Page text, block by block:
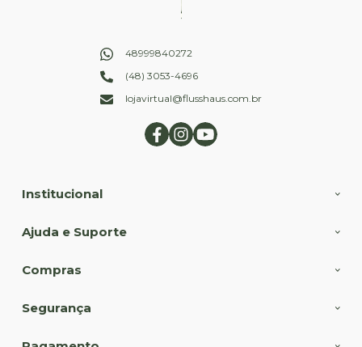
48999840272
(48) 3053-4696
lojavirtual@flusshaus.com.br
Institucional
Ajuda e Suporte
Compras
Segurança